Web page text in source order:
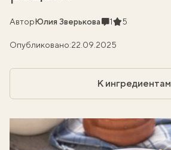
АвторЮлия ЗверьковаКомментарии
1Рейтинг
5
Опубликовано:22.09.2025
К ингредиентам